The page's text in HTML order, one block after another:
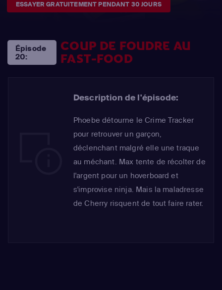
ESSAYER GRATUITEMENT PENDANT 30 JOURS
Épisode
20:
COUP DE FOUDRE AU
FAST-FOOD
Description de l'épisode:
Phoebe détourne le Crime Tracker
pour retrouver un garçon,
déclenchant malgré elle une traque
au méchant. Max tente de récolter de
l'argent pour un hoverboard et
s'improvise ninja. Mais la maladresse
de Cherry risquent de tout faire rater.